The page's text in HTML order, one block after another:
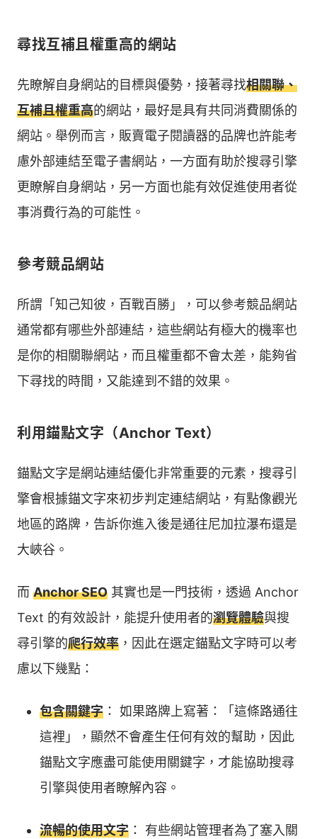
尋找互補且權重高的網站
先瞭解自身網站的目標與優勢，接著尋找相關聯、
互補且權重高的網站，最好是具有共同消費關係的
網站。舉例而言，販賣電子閱讀器的品牌也許能考
慮外部連結至電子書網站，一方面有助於搜尋引擎
更瞭解自身網站，另一方面也能有效促進使用者從
事消費行為的可能性。
參考競品網站
所謂「知己知彼，百戰百勝」，可以參考競品網站
通常都有哪些外部連結，這些網站有極大的機率也
是你的相關聯網站，而且權重都不會太差，能夠省
下尋找的時間，又能達到不錯的效果。
利用錨點文字（Anchor Text）
錨點文字是網站連結優化非常重要的元素，搜尋引
擎會根據錨文字來初步判定連結網站，有點像觀光
地區的路牌，告訴你進入後是通往尼加拉瀑布還是
大峽谷。
而 Anchor SEO 其實也是一門技術，透過 Anchor
Text 的有效設計，能提升使用者的瀏覽體驗與搜
尋引擎的爬行效率 ，因此在選定錨點文字時可以考
慮以下幾點：
包含關鍵字 ： 如果路牌上寫著：「這條路通往
這裡」，顯然不會產生任何有效的幫助，因此
錨點文字應盡可能使用關鍵字，才能協助搜尋
引擎與使用者瞭解內容。
流暢的使用文字 ： 有些網站管理者為了塞入關